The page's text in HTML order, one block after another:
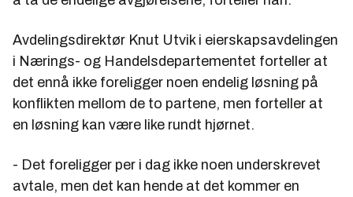
Avdelingsdirektør Knut Utvik i eierskapsavdelingen
i Nærings- og Handelsdepartementet forteller at
det ennå ikke foreligger noen endelig løsning på
konflikten mellom de to partene, men forteller at
en løsning kan være like rundt hjørnet.
- Det foreligger per i dag ikke noen underskrevet
avtale, men det kan hende at det kommer en